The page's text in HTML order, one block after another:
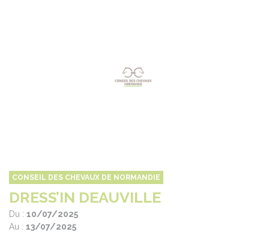
CONSEIL DES CHEVAUX DE NORMANDIE
DRESS’IN DEAUVILLE
Du : 10/07/2025
Au : 13/07/2025